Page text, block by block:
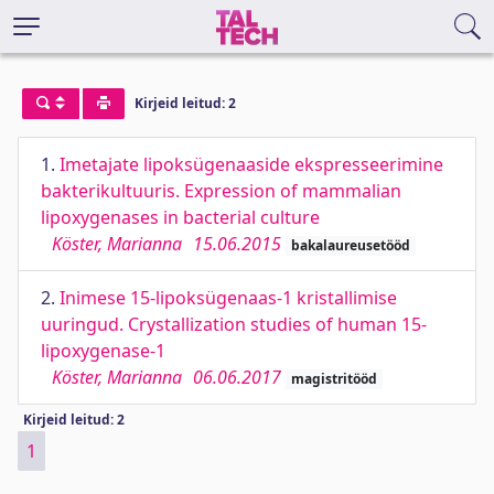
Kirjeid leitud: 2
1. Imetajate lipoksügenaaside ekspresseerimine
bakterikultuuris. Expression of mammalian
lipoxygenases in bacterial culture
Köster, Marianna 15.06.2015 bakalaureusetööd
2. Inimese 15-lipoksügenaas-1 kristallimise
uuringud. Crystallization studies of human 15-
lipoxygenase-1
Köster, Marianna 06.06.2017 magistritööd
Kirjeid leitud: 2
1